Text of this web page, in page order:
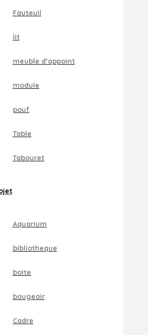
Fauteuil
lit
meuble d’appoint
module
pouf
Table
Tabouret
Aquarium
bibliotheque
boite
bougeoir
Cadre